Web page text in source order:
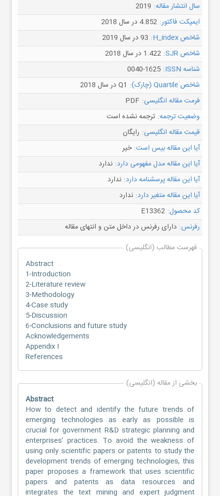
سال انتشار مقاله: 2019
ایمپکت فاکتور: 4.852 در سال 2018
شاخص H_index:
93 در سال 2019
شاخص SJR:
1.422 در سال 2018
شناسه ISSN:
0040-1625
شاخص Quartile (چارک):
Q1 در سال 2018
فرمت مقاله انگلیسی: PDF
وضعیت ترجمه: ترجمه نشده است
قیمت مقاله انگلیسی: رایگان
آیا این مقاله بیس است: خیر
آیا این مقاله مدل مفهومی دارد: ندارد
آیا این مقاله پرسشنامه دارد: ندارد
آیا این مقاله متغیر دارد: ندارد
کد محصول: E13362
رفرنس: دارای رفرنس در داخل متن و انتهای مقاله
فهرست مطالب (انگلیسی)
Abstract
1-Introduction
2-Literature review
3-Methodology
4-Case study
5-Discussion
6-Conclusions and future study
Acknowledgements
Appendix I
References
بخشی از مقاله (انگلیسی)
Abstract
How to detect and identify the future trends of
emerging technologies as early as possible is
crucial for government R&D strategic planning and
enterprises’ practices. To avoid the weakness of
using only scientific papers or patents to study the
development trends of emerging technologies, this
paper proposes a framework that uses scientific
papers and patents as data resources and
integrates the text mining and expert judgment